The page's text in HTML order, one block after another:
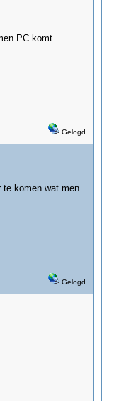
PC komt.
Gelogd
te komen wat men
Gelogd